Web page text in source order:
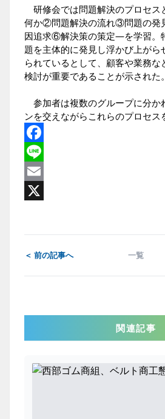
研修会では問題解決のプロセ
何か②問題解決の流れ③問題の
因追求⑥解決策の策定―を学習。
題を主体的に発見し浮かび上がら
られているとして、顧客や業務な
検討が重要であることが示された。
参加者は複数のグループに分か
ンを交えながらこれらのプロセス
Facebook
Line
Email
＜ 前の記事へ 一覧
関連記事